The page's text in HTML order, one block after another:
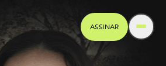
ASSINAR